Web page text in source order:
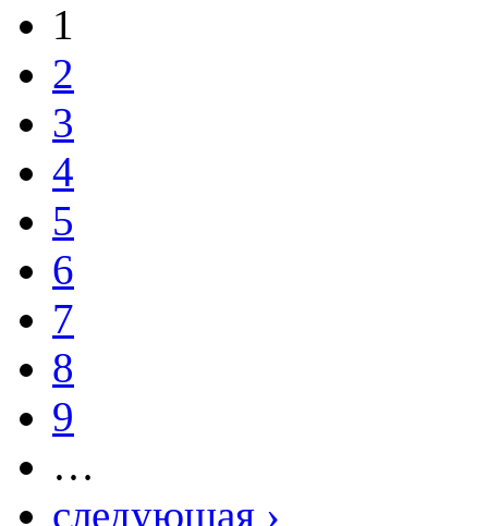
1
2
3
4
5
6
7
8
9
…
следующая ›